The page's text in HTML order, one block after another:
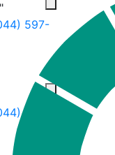
597-
597-